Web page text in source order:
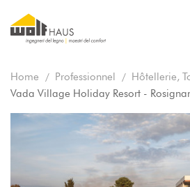
Home Professionnel
Hôtellerie,
Vada Village Holiday Resort -